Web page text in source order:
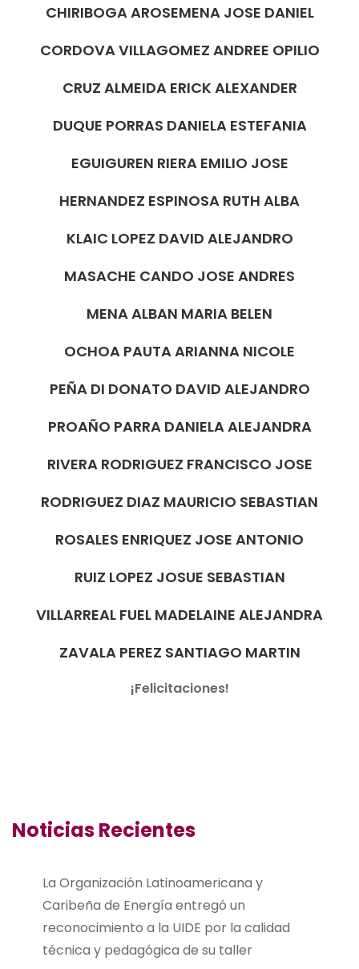
CHIRIBOGA AROSEMENA JOSE DANIEL
CORDOVA VILLAGOMEZ ANDREE OPILIO
CRUZ ALMEIDA ERICK ALEXANDER
DUQUE PORRAS DANIELA ESTEFANIA
EGUIGUREN RIERA EMILIO JOSE
HERNANDEZ ESPINOSA RUTH ALBA
KLAIC LOPEZ DAVID ALEJANDRO
MASACHE CANDO JOSE ANDRES
MENA ALBAN MARIA BELEN
OCHOA PAUTA ARIANNA NICOLE
PEÑA DI DONATO DAVID ALEJANDRO
PROAÑO PARRA DANIELA ALEJANDRA
RIVERA RODRIGUEZ FRANCISCO JOSE
RODRIGUEZ DIAZ MAURICIO SEBASTIAN
ROSALES ENRIQUEZ JOSE ANTONIO
RUIZ LOPEZ JOSUE SEBASTIAN
VILLARREAL FUEL MADELAINE ALEJANDRA
ZAVALA PEREZ SANTIAGO MARTIN
¡Felicitaciones!
Noticias Recientes
La Organización Latinoamericana y
Caribeña de Energía entregó un
reconocimiento a la UIDE por la calidad
técnica y pedagógica de su taller